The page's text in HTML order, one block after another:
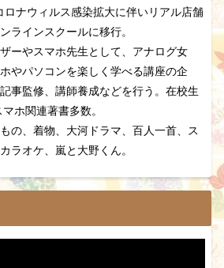
ナウィルス感染拡大に伴いリアル店舗
ラインスクールに移行。
ーやスマホ先生として、アナログ女
やパソコンを楽しく学べる講座の企
事監修、講師養成などを行う。在校生
ホ関連著書多数。
の、着物、大河ドラマ、百人一首、ス
ラオケ、嵐と大野くん。